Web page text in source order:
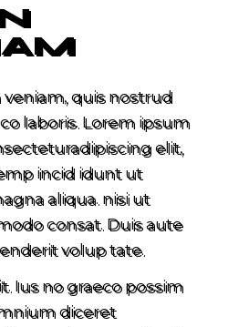
quis nostrud
laboris. Lorem ipsum
elit,
incid idunt ut
aliqua. nisi ut
consat. Duis aute
volup tate.
Ius no graeco possim
diceret